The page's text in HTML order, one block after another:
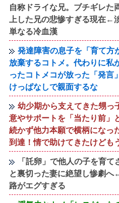
自称ドライな兄。ブチギレた
上した兄の悲惨すぎる現在←
単なる冷血漢
発達障害の息子を「育て方
放棄するコトメ。代わりに私
ったコトメコが放った「発
けっぱなしで親面するな
幼少期から支えてきた甥っ
意やサポートを「当たり前」
続かず他力本願で横柄になっ
到達！情で助けてきたけども
「託卵」で他人の子を育
と裏切った妻に絶望し惨劇
路がエグすぎる